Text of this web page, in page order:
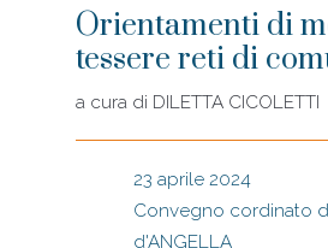
Orientamenti di
tessere reti di
a cura di DILETTA CICOLETTI
23 aprile 2024
Convegno cordinato
d'ANGELLA